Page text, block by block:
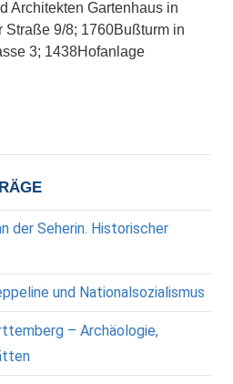
Architekten Gartenhaus in
Straße 9/8; 1760Bußturm in
3; 1438Hofanlage
der Seherin. Historischer
und Nationalsozialismus
– Archäologie,